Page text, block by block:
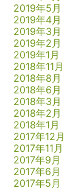
2019年5月
2019年4月
2019年3月
2019年2月
2019年1月
2018年11月
2018年8月
2018年6月
2018年3月
2018年2月
2018年1月
2017年12月
2017年11月
2017年9月
2017年6月
2017年5月